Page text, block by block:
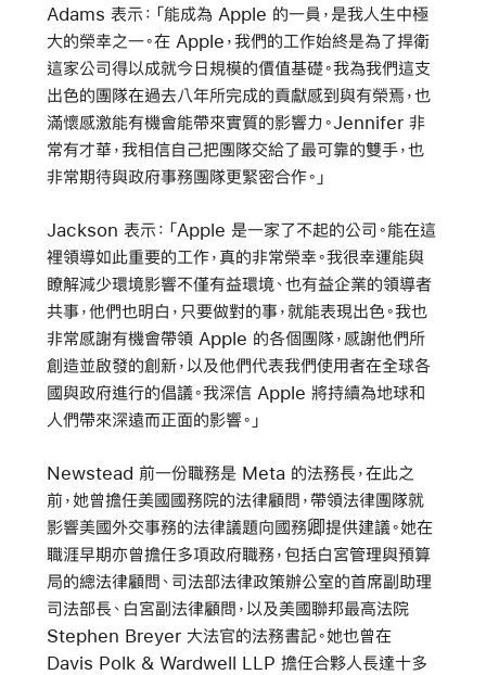
Adams 表示：「能成為 Apple 的一員，是我人生中極
大的榮幸之一。在 Apple，我們的工作始終是為了捍衛
這家公司得以成就今日規模的價值基礎。我為我們這支
出色的團隊在過去八年所完成的貢獻感到與有榮焉，也
滿懷感激能有機會能帶來實質的影響力。Jennifer 非
常有才華，我相信自己把團隊交給了最可靠的雙手，也
非常期待與政府事務團隊更緊密合作。」
Jackson 表示：「Apple 是一家了不起的公司。能在這
裡領導如此重要的工作，真的非常榮幸。我很幸運能與
瞭解減少環境影響不僅有益環境、也有益企業的領導者
共事，他們也明白，只要做對的事，就能表現出色。我也
非常感謝有機會帶領 Apple 的各個團隊，感謝他們所
創造並啟發的創新，以及他們代表我們使用者在全球各
國與政府進行的倡議。我深信 Apple 將持續為地球和
人們帶來深遠而正面的影響。」
Newstead 前一份職務是 Meta 的法務長，在此之
前，她曾擔任美國國務院的法律顧問，帶領法律團隊就
影響美國外交事務的法律議題向國務卿提供建議。她在
職涯早期亦曾擔任多項政府職務，包括白宮管理與預算
局的總法律顧問、司法部法律政策辦公室的首席副助理
司法部長、白宮副法律顧問，以及美國聯邦最高法院
Stephen Breyer 大法官的法務書記。她也曾在
Davis Polk & Wardwell LLP 擔任合夥人長達十多